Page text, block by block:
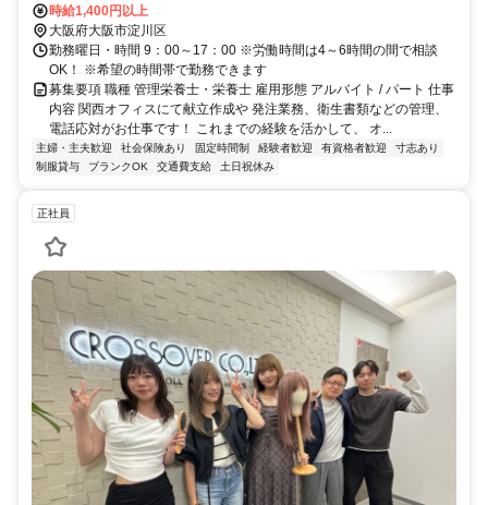
方駅より徒歩3分
時給1,400円以上
大阪府大阪市淀川区
勤務曜日・時間 9：00～17：00 ※労働時間は4～6時間の間で相談
OK！ ※希望の時間帯で勤務できます
募集要項 職種 管理栄養士・栄養士 雇用形態 アルバイト / パート 仕事
内容 関西オフィスにて献立作成や 発注業務、衛生書類などの管理、
電話応対がお仕事です！ これまでの経験を活かして、 オ...
主婦・主夫歓迎 社会保険あり 固定時間制 経験者歓迎 有資格者歓迎
寸志あり
制服貸与
ブランクOK 交通費支給 土日祝休み
正社員